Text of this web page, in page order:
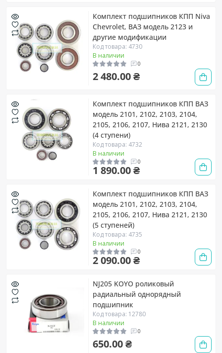
Комплект подшипников КПП Niva
Chevrolet, ВАЗ модель 2123 и
другие модификации
Код товара: 4730
В наличии
0
2 480.00 ₴
Комплект подшипников КПП ВАЗ
модель 2101, 2102, 2103, 2104,
2105, 2106, 2107, Нива 2121, 2130
(4 ступени)
Код товара: 4732
В наличии
0
1 890.00 ₴
Комплект подшипников КПП ВАЗ
модель 2101, 2102, 2103, 2104,
2105, 2106, 2107, Нива 2121, 2130
(5 ступеней)
Код товара: 4735
В наличии
0
2 090.00 ₴
NJ205 KOYO роликовый
радиальный однорядный
подшипник
Код товара: 12780
В наличии
0
650.00 ₴